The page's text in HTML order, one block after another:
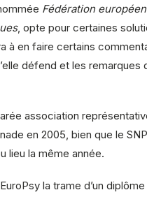
Fédération
, opte pour certaines
à en faire certains
défend et les remarques
association
en 2005, bien que le
lieu la même année.
la trame d’un